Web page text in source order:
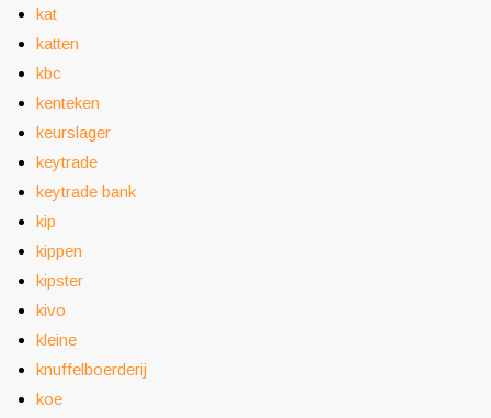
kat
katten
kbc
kenteken
keurslager
keytrade
keytrade bank
kip
kippen
kipster
kivo
kleine
knuffelboerderij
koe